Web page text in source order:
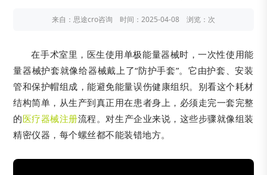
来自：思途cro咨询 时间：2025-04-08 浏览： 次
在手术室里，医生使用单极能量器械时，一次性使用能
量器械护套就像给器械戴上了“防护手套”。它由护套、安装
管和保护帽组成，能避免能量误伤健康组织。别看这个耗材
结构简单，从生产到真正用在患者身上，必须走完一套完整
的医疗器械注册流程。对生产企业来说，这些步骤就像组装
精密仪器，每个螺丝都不能装错地方。